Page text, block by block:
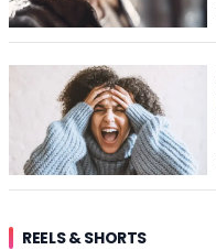
REELS & SHORTS